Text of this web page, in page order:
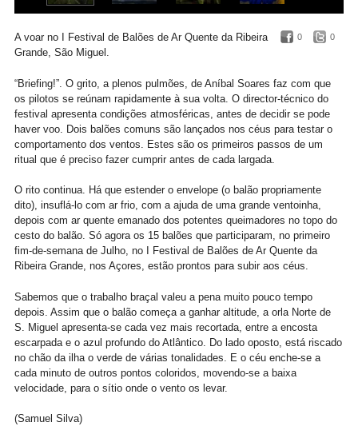
0 0
A voar no I Festival de Balões de Ar Quente da Ribeira
Grande, São Miguel.
“Briefing!”. O grito, a plenos pulmões, de Aníbal Soares faz com que
os pilotos se reúnam rapidamente à sua volta. O director-técnico do
festival apresenta condições atmosféricas, antes de decidir se pode
haver voo. Dois balões comuns são lançados nos céus para testar o
comportamento dos ventos. Estes são os primeiros passos de um
ritual que é preciso fazer cumprir antes de cada largada.
O rito continua. Há que estender o envelope (o balão propriamente
dito), insuflá-lo com ar frio, com a ajuda de uma grande ventoinha,
depois com ar quente emanado dos potentes queimadores no topo do
cesto do balão. Só agora os 15 balões que participaram, no primeiro
fim-de-semana de Julho, no I Festival de Balões de Ar Quente da
Ribeira Grande, nos Açores, estão prontos para subir aos céus.
Sabemos que o trabalho braçal valeu a pena muito pouco tempo
depois. Assim que o balão começa a ganhar altitude, a orla Norte de
S. Miguel apresenta-se cada vez mais recortada, entre a encosta
escarpada e o azul profundo do Atlântico. Do lado oposto, está riscado
no chão da ilha o verde de várias tonalidades. E o céu enche-se a
cada minuto de outros pontos coloridos, movendo-se a baixa
velocidade, para o sítio onde o vento os levar.
(Samuel Silva)